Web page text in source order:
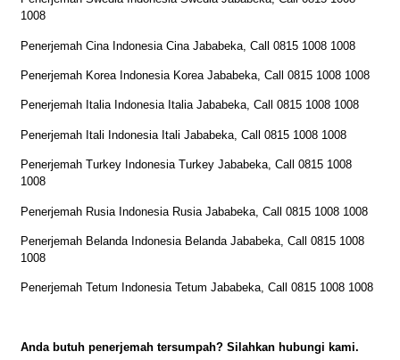
1008
Penerjemah Cina Indonesia Cina Jababeka, Call 0815 1008 1008
Penerjemah Korea Indonesia Korea Jababeka, Call 0815 1008 1008
Penerjemah Italia Indonesia Italia Jababeka, Call 0815 1008 1008
Penerjemah Itali Indonesia Itali Jababeka, Call 0815 1008 1008
Penerjemah Turkey Indonesia Turkey Jababeka, Call 0815 1008
1008
Penerjemah Rusia Indonesia Rusia Jababeka, Call 0815 1008 1008
Penerjemah Belanda Indonesia Belanda Jababeka, Call 0815 1008
1008
Penerjemah Tetum Indonesia Tetum Jababeka, Call 0815 1008 1008
Anda butuh penerjemah tersumpah? Silahkan hubungi kami.